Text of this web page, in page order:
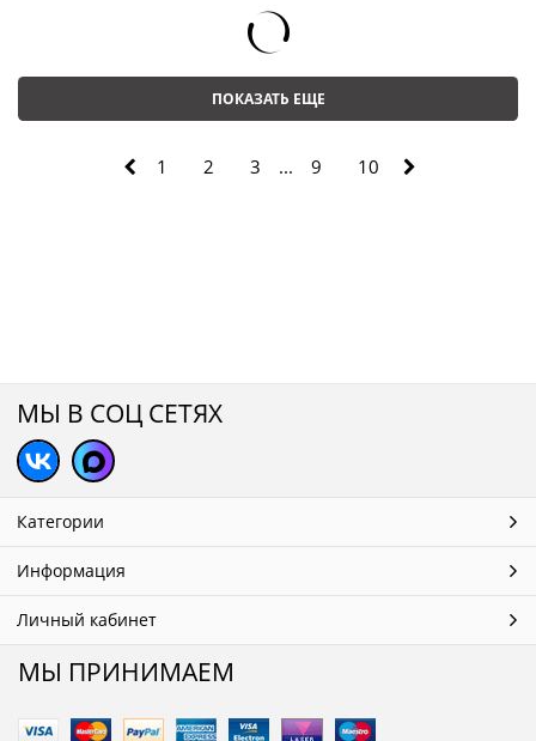
ПОКАЗАТЬ ЕЩЕ
1 2 3 ... 9 10
МЫ В СОЦ СЕТЯХ
Категории
Информация
Личный кабинет
МЫ ПРИНИМАЕМ